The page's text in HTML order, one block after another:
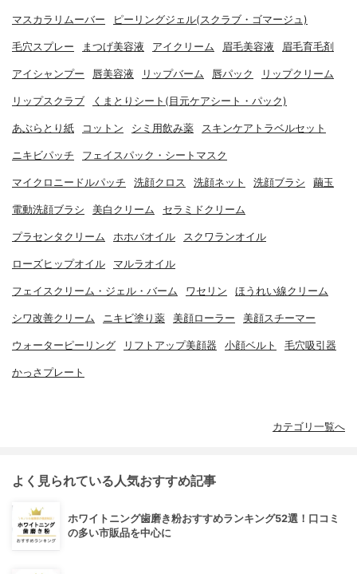
マスカラリムーバー ピーリングジェル(スクラブ・ゴマージュ)
毛穴スプレー まつげ美容液 アイクリーム 眉毛美容液 眉毛育毛剤
アイシャンプー 唇美容液 リップバーム 唇パック リップクリーム
リップスクラブ くまとりシート(目元ケアシート・パック)
あぶらとり紙 コットン シミ用飲み薬 スキンケアトラベルセット
ニキビパッチ フェイスパック・シートマスク
マイクロニードルパッチ 洗顔クロス 洗顔ネット 洗顔ブラシ 繭玉
電動洗顔ブラシ 美白クリーム セラミドクリーム
プラセンタクリーム ホホバオイル スクワランオイル
ローズヒップオイル マルラオイル
フェイスクリーム・ジェル・バーム ワセリン ほうれい線クリーム
シワ改善クリーム ニキビ塗り薬 美顔ローラー 美顔スチーマー
ウォーターピーリング リフトアップ美顔器 小顔ベルト 毛穴吸引器
かっさプレート
カテゴリ一覧へ
よく見られている人気おすすめ記事
ホワイトニング歯磨き粉おすすめランキング52選！口コミ
の多い市販品を中心に